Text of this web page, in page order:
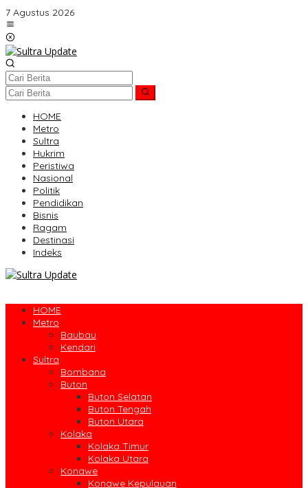
Lewati
ke
konten
7 Agustus 2026
HOME
Metro
Sultra
Hukrim
Peristiwa
Nasional
Politik
Pendidikan
Bisnis
Ragam
Destinasi
Indeks
HOME
Metro
Baubau
Kendari
Sultra
Bombana
Buton
Buton Selatan
Buton Tengah
Buton Utara
Kolaka
Kolaka Timur
Kolaka Utara
Konawe
Konawe Kepulauan